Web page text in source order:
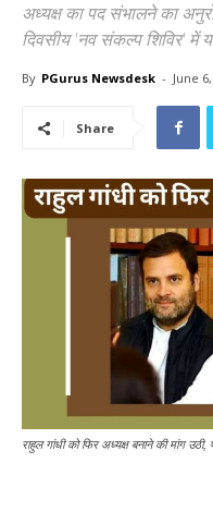
अध्यक्ष का पद संभालने का
दिवसीय 'नव संकल्प शिविर' में
By PGurus Newsdesk - June
Share
राहुल गांधी को फिर अध्यक्ष बनाने की मांग उठी,